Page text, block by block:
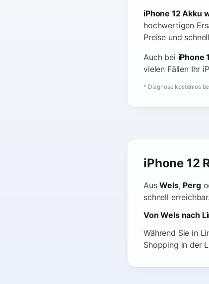
iPhone 12 Akku
hochwertigen
Preise und
Auch bei iPhone
vielen Fällen Ihr
* Diagnose kostenlos
iPhone 12
AusWels, Perg
schnell
Von Wels nach
Während Sie in
Shopping in der